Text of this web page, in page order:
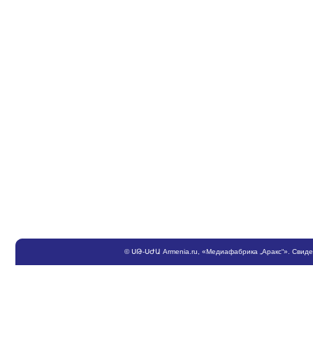
©ՍԹ-ՍԺԱ Armenia.ru , «Медиафабрика „Аракс“».